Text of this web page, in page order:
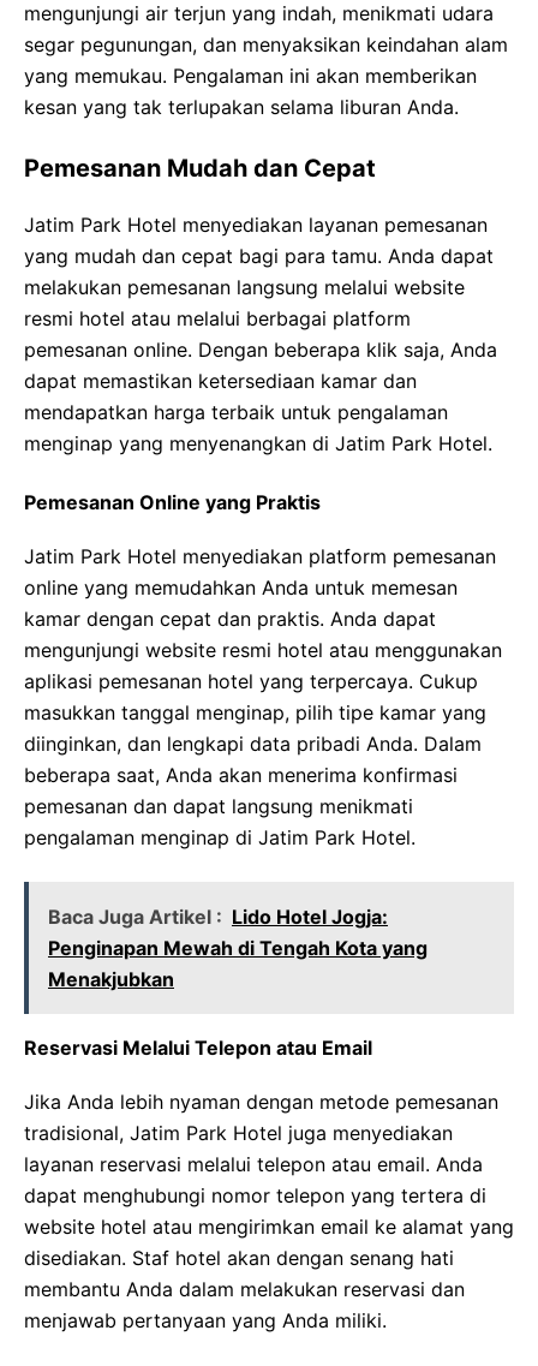
mengunjungi air terjun yang indah, menikmati udara
segar pegunungan, dan menyaksikan keindahan alam
yang memukau. Pengalaman ini akan memberikan
kesan yang tak terlupakan selama liburan Anda.
Pemesanan Mudah dan Cepat
Jatim Park Hotel menyediakan layanan pemesanan
yang mudah dan cepat bagi para tamu. Anda dapat
melakukan pemesanan langsung melalui website
resmi hotel atau melalui berbagai platform
pemesanan online. Dengan beberapa klik saja, Anda
dapat memastikan ketersediaan kamar dan
mendapatkan harga terbaik untuk pengalaman
menginap yang menyenangkan di Jatim Park Hotel.
Pemesanan Online yang Praktis
Jatim Park Hotel menyediakan platform pemesanan
online yang memudahkan Anda untuk memesan
kamar dengan cepat dan praktis. Anda dapat
mengunjungi website resmi hotel atau menggunakan
aplikasi pemesanan hotel yang terpercaya. Cukup
masukkan tanggal menginap, pilih tipe kamar yang
diinginkan, dan lengkapi data pribadi Anda. Dalam
beberapa saat, Anda akan menerima konfirmasi
pemesanan dan dapat langsung menikmati
pengalaman menginap di Jatim Park Hotel.
Baca Juga Artikel : Lido Hotel Jogja:
Penginapan Mewah di Tengah Kota yang
Menakjubkan
Reservasi Melalui Telepon atau Email
Jika Anda lebih nyaman dengan metode pemesanan
tradisional, Jatim Park Hotel juga menyediakan
layanan reservasi melalui telepon atau email. Anda
dapat menghubungi nomor telepon yang tertera di
website hotel atau mengirimkan email ke alamat yang
disediakan. Staf hotel akan dengan senang hati
membantu Anda dalam melakukan reservasi dan
menjawab pertanyaan yang Anda miliki.